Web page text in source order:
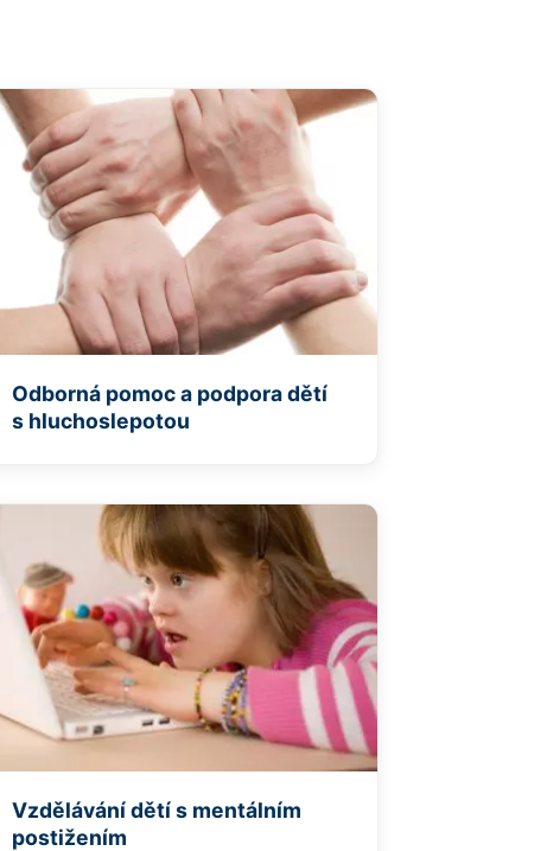
Odborná pomoc a podpora dětí
s hluchoslepotou
Vzdělávání dětí s mentálním
postižením